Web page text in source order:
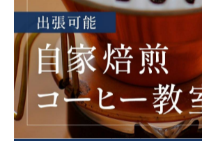
コーヒー豆販売
コーヒー教室
サブスク
卸